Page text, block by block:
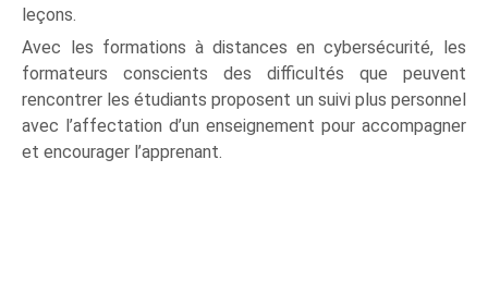
leçons.
Avec les formations à distances en cybersécurité, les
formateurs conscients des difficultés que peuvent
rencontrer les étudiants proposent un suivi plus personnel
avec l’affectation d’un enseignement pour accompagner
et encourager l’apprenant.